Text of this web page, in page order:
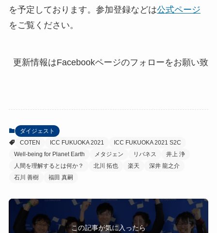
を予定しております。参加登録などは公式ページ
をご覧ください。
更新情報はFacebookページのフォローをお願い致
ダイジェスト
COTEN
ICC FUKUOKA 2021
ICC FUKUOKA 2021 S2C
Well-being for Planet Earth
メタジェン リバネス
井上 浄
人間を理解するとは何か？
北川 拓也 楽天
深井 龍之介
石川 善樹
福田 真嗣
この記事が気に入ったら